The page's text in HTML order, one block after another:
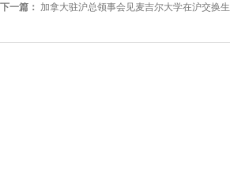
下一篇：
加拿大驻沪总领事会见麦吉尔大学在沪交换生